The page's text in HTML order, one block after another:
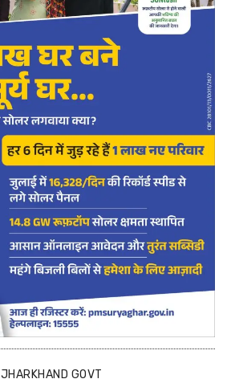
JHARKHAND GOVT